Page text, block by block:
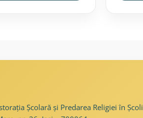
Școlară și Predarea Religiei în Școli